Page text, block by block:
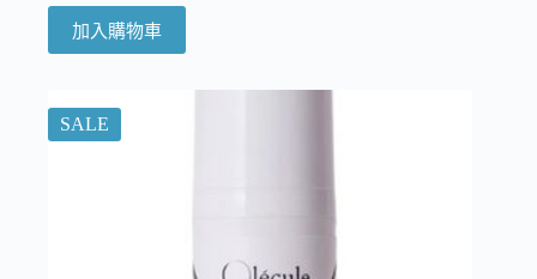
加入購物車
SALE